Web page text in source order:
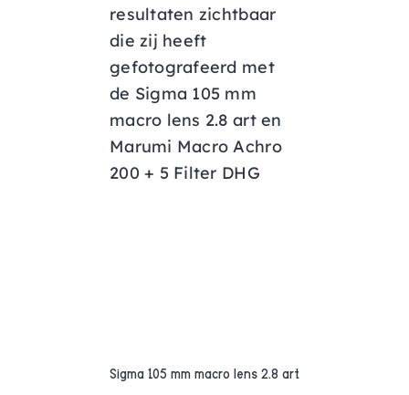
resultaten zichtbaar
die zij heeft
gefotografeerd met
de Sigma 105 mm
macro lens 2.8 art en
Marumi Macro Achro
200 + 5 Filter DHG
Sigma 105 mm macro lens 2.8 art